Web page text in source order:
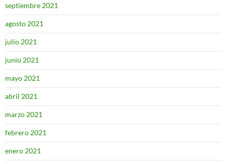
septiembre 2021
agosto 2021
julio 2021
junio 2021
mayo 2021
abril 2021
marzo 2021
febrero 2021
enero 2021